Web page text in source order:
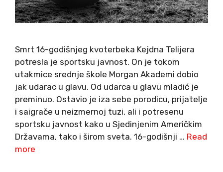
Smrt 16-godišnjeg kvoterbeka Kejdna Telijera
potresla je sportsku javnost. On je tokom
utakmice srednje škole Morgan Akademi dobio
jak udarac u glavu. Od udarca u glavu mladić je
preminuo. Ostavio je iza sebe porodicu, prijatelje
i saigrače u neizmernoj tuzi, ali i potresenu
sportsku javnost kako u Sjedinjenim Američkim
Državama, tako i širom sveta. 16-godišnji … Read
more